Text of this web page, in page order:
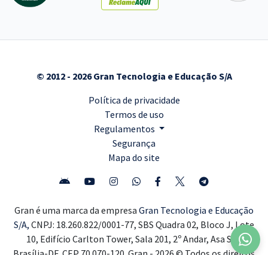
© 2012 - 2026 Gran Tecnologia e Educação S/A
Política de privacidade
Termos de uso
Regulamentos
Segurança
Mapa do site
Gran é uma marca da empresa Gran Tecnologia e Educação
S/A, CNPJ: 18.260.822/0001-77, SBS Quadra 02, Bloco J, Lote
10, Edifício Carlton Tower, Sala 201, 2º Andar, Asa Sul,